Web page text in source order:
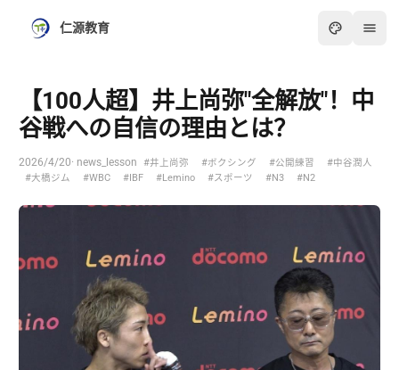
仁源教育
【100人超】井上尚弥"全解放"！中
谷戦への自信の理由とは？
2026/4/20· news_lesson #井上尚弥 #ボクシング #公開練習
#中谷潤人
#大橋ジム
#WBC #IBF #Lemino #スポーツ #N3 #N2